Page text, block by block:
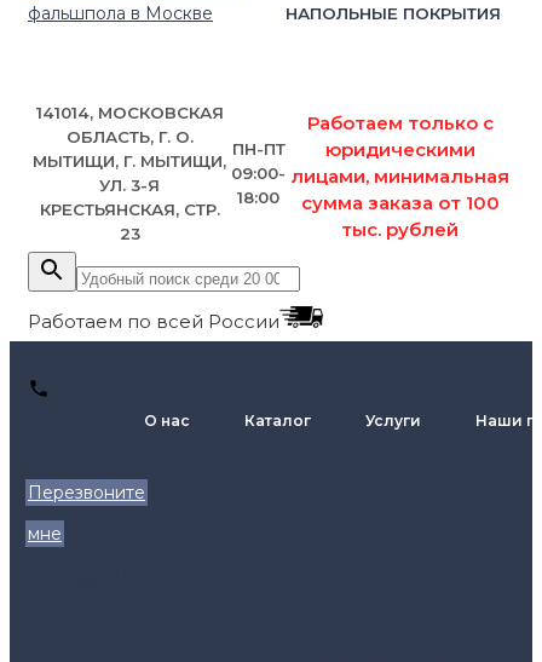
НАПОЛЬНЫЕ ПОКРЫТИЯ
141014, МОСКОВСКАЯ
ОБЛАСТЬ, Г. О.
МЫТИЩИ, Г. МЫТИЩИ,
УЛ. 3-Я
КРЕСТЬЯНСКАЯ, СТР.
23
ПН-ПТ
09:00-
18:00
Работаем только с
юридическими
лицами, минимальная
сумма заказа от 100
тыс. рублей
Работаем по всей России
Перезвоните
мне
О нас Каталог Услуги Наши